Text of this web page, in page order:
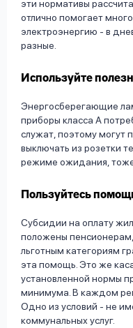
эти нормативы
отлично помогает
электроэнергию - в
разные.
Используйте
Энергосберегающие
приборы класса А
служат, поэтому могут
выключать из розетки
режиме ожидания,
Пользуйтесь
Субсидии на оплату
положены
льготным категориям
эта помощь. Это же
установленной нормы
минимума. В каждом
Одно из условий - не
коммунальных услуг.